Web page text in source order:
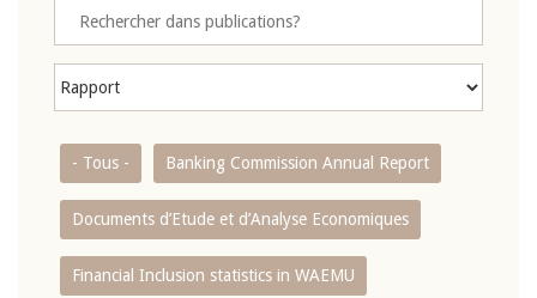
- Tous - Banking Commission Annual Report
Documents d’Etude et d’Analyse Economiques
Financial Inclusion statistics in WAEMU